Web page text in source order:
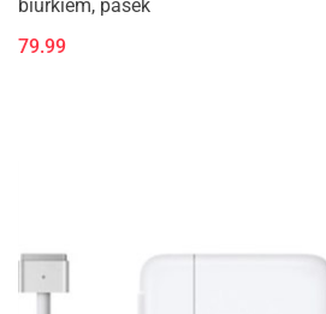
biurkiem, pasek
79.99